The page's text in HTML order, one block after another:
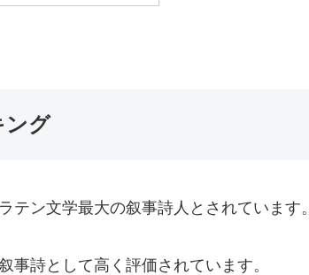
ング
ン文学最大の叙事詩人とされています。
詩として高く評価されています。